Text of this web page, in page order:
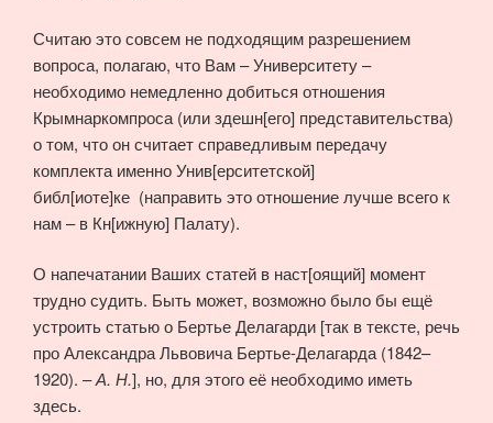
Считаю это совсем не подходящим разрешением
вопроса, полагаю, что Вам – Университету –
необходимо немедленно добиться отношения
Крымнаркомпроса (или здешн[его] представительства)
о том, что он считает справедливым передачу
комплекта именно Унив[ерситетской]
библ[иоте]ке (направить это отношение лучше всего к
нам – в Кн[ижную] Палату).
О напечатании Ваших статей в наст[оящий] момент
трудно судить. Быть может, возможно было бы ещё
устроить статью о Бертье Делагарди [так в тексте, речь
про Александра Львовича Бертье-Делагарда (1842–
1920). –А. Н.], но, для этого её необходимо иметь
здесь.